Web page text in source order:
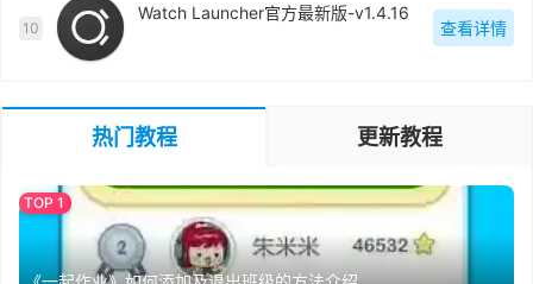
10
Watch Launcher官方最新版-v1.4.16
查看详情
热门教程 更新教程